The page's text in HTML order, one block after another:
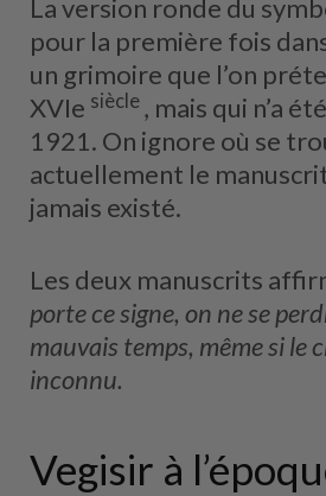
La version ronde du
pour la première fois
un grimoire que l’on
XVIe siècle , mais qui n’a
1921. On ignore où se
actuellement le
jamais existé.
Les deux manuscrits
porte ce signe, on ne se
mauvais temps, même si le
inconnu.
Vegisir à